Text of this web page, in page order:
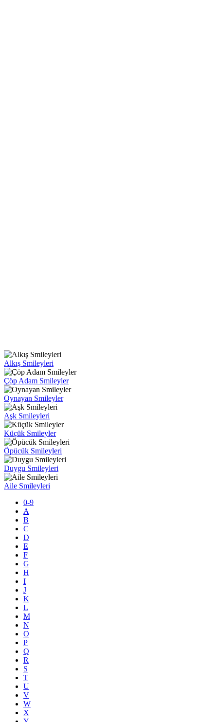
Alkış Smileyleri
Çöp Adam Smileyler
Oynayan Smileyler
Aşk Smileyleri
Küçük Smileyler
Öpücük Smileyleri
Duygu Smileyleri
Aile Smileyleri
0-9
A
B
C
D
E
F
G
H
I
J
K
L
M
N
O
P
Q
R
S
T
U
V
W
X